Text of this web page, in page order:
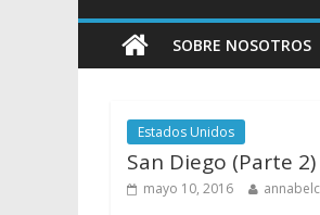
SOBRE NOSOTROS
Estados Unidos
San Diego (Parte
mayo 10, 2016